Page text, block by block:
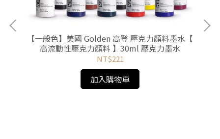
【一般色】美國 Golden 高登 壓克力顏料墨水【
高流動性壓克力顏料 】30ml 壓克力墨水
NT$221
加入購物車